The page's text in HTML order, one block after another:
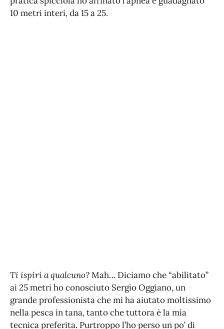
10 metri interi, da 15 a 25.
Ti ispiri a qualcuno?Mah… Diciamo che “abilitato”
ai 25 metri ho conosciuto Sergio Oggiano, un
grande professionista che mi ha aiutato moltissimo
nella pesca in tana, tanto che tuttora è la mia
tecnica preferita. Purtroppo l’ho perso un po’ di